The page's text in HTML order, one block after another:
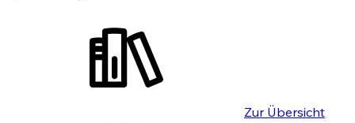
Zur Übersicht